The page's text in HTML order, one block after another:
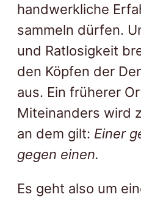
handwerkliche
sammeln dürfen.
und Ratlosigkeit
den Köpfen der
aus. Ein früherer
Miteinanders wird
an dem gilt: Einer
gegen einen.
Es geht also um